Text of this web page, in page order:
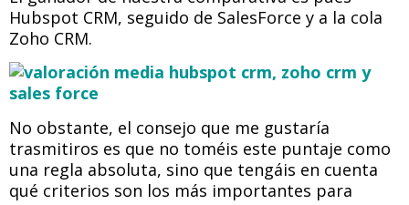
Hubspot CRM, seguido de SalesForce y a la cola
Zoho CRM.
No obstante, el consejo que me gustaría
trasmitiros es que no toméis este puntaje como
una regla absoluta, sino que tengáis en cuenta
qué criterios son los más importantes para